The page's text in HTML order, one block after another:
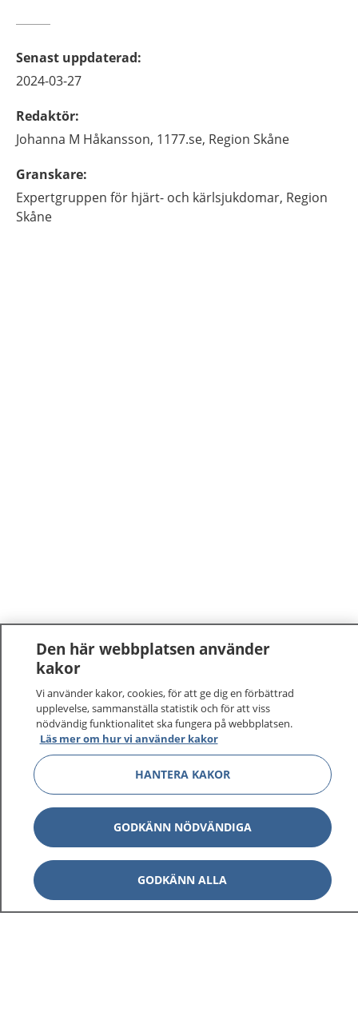
Senast uppdaterad:
2024-03-27
Redaktör:
Johanna M Håkansson, 1177.se, Region Skåne
Granskare:
Expertgruppen för hjärt- och kärlsjukdomar, Region
Skåne
1177–tryggt om din hälsa och vård
På 1177.se får du råd om hälsa och information om
sjukdomar och vilka mottagningar du kan kontakta.
Logga in för att läsa din journal och göra dina
vårdärenden. Ring telefonnummer 1177 för
sjukvårdsrådgivning dygnet runt.
1177 ger dig råd när du vill må bättre.
Den här webbplatsen använder
kakor
Vi använder kakor, cookies, för att ge dig en förbättrad
upplevelse, sammanställa statistik och för att viss
nödvändig funktionalitet ska fungera på webbplatsen.
Läs mer om hur vi använder kakor
HANTERA KAKOR
GODKÄNN NÖDVÄNDIGA
GODKÄNN ALLA